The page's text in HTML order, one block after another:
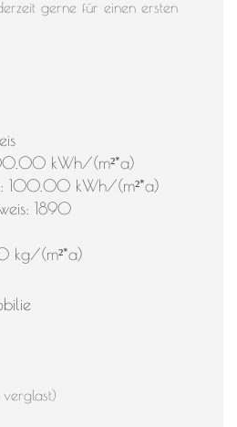
gerne für einen ersten
kWh/(m²*a)
100.00 kWh/(m²*a)
1890
kg/(m²*a)